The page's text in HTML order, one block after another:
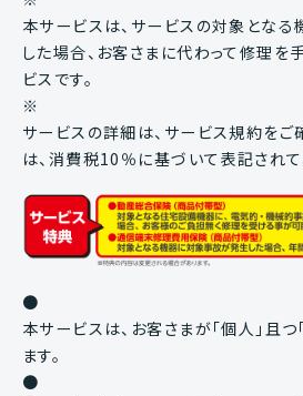
本サービスは、サービスの対象となる
した場合、お客さまに代わって修理を
ビスです。
※
サービスの詳細は、サービス規約をご
は、消費税10％に基づいて表記されて
●
本サービスは、お客さまが「個人」且つ
ます。
●